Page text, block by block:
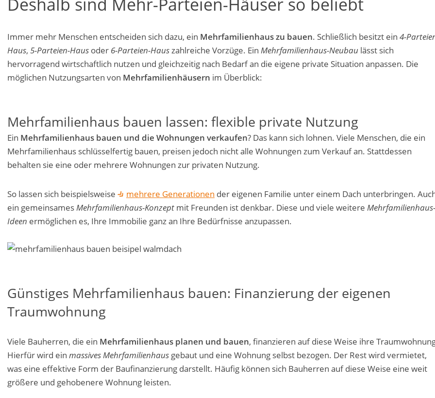
Deshalb sind Mehr-Parteien-Häuser so beliebt
Immer mehr Menschen entscheiden sich dazu, ein Mehrfamilienhaus zu bauen. Schließlich besitzt ein 4-
Haus, 5-Parteien-Haus oder 6-Parteien-Hauszahlreiche Vorzüge. Ein Mehrfamilienhaus-Neubau lässt sich
hervorragend wirtschaftlich nutzen und gleichzeitig nach Bedarf an die eigene private Situation anpassen. Die
möglichen Nutzungsarten von Mehrfamilienhäusern im Überblick:
Mehrfamilienhaus bauen lassen: flexible private Nutzung
Ein Mehrfamilienhaus bauen und die Wohnungen verkaufen? Das kann sich lohnen. Viele Menschen, die ein
Mehrfamilienhaus schlüsselfertig bauen, preisen jedoch nicht alle Wohnungen zum Verkauf an. Stattdessen
behalten sie eine oder mehrere Wohnungen zur privaten Nutzung.
So lassen sich beispielsweise mehrere Generationen der eigenen Familie unter einem Dach unterbringen.
ein gemeinsamesMehrfamilienhaus-Konzept mit Freunden ist denkbar. Diese und viele weitere Mehrfamilienhaus-
Ideen ermöglichen es, Ihre Immobilie ganz an Ihre Bedürfnisse anzupassen.
Günstiges Mehrfamilienhaus bauen: Finanzierung der eigenen
Traumwohnung
Viele Bauherren, die ein Mehrfamilienhaus planen und bauen, finanzieren auf diese Weise ihre
Hierfür wird ein massives Mehrfamilienhaus gebaut und eine Wohnung selbst bezogen. Der Rest wird vermietet,
was eine effektive Form der Baufinanzierung darstellt. Häufig können sich Bauherren auf diese Weise eine weit
größere und gehobenere Wohnung leisten.